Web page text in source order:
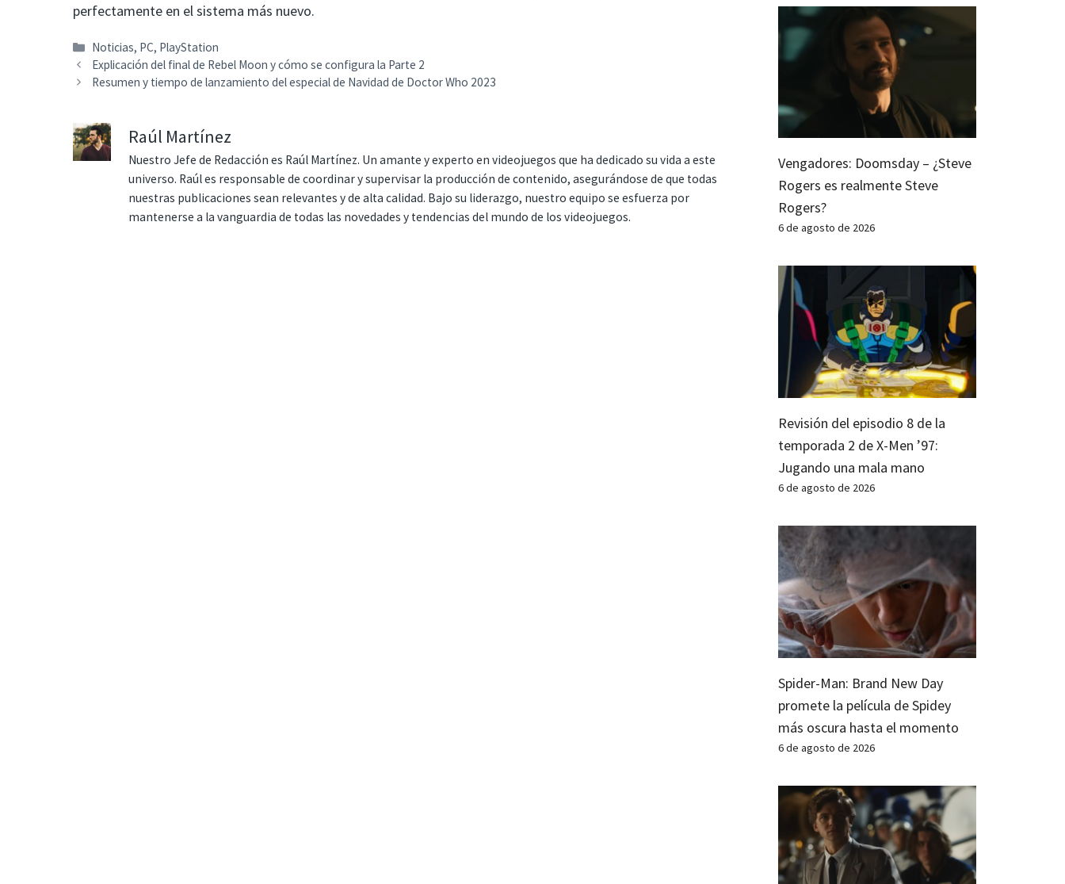
perfectamente en el sistema más nuevo.
Categorías
Noticias, PC, PlayStation
Explicación del final de Rebel Moon y cómo se configura la Parte 2
Resumen y tiempo de lanzamiento del especial de Navidad de Doctor Who 2023
Raúl Martínez
Nuestro Jefe de Redacción es Raúl Martínez. Un amante y experto en videojuegos que ha dedicado su vida a este
universo. Raúl es responsable de coordinar y supervisar la producción de contenido, asegurándose de que todas
nuestras publicaciones sean relevantes y de alta calidad. Bajo su liderazgo, nuestro equipo se esfuerza por
mantenerse a la vanguardia de todas las novedades y tendencias del mundo de los videojuegos.
Vengadores: Doomsday – ¿Steve
Rogers es realmente Steve
Rogers?
6 de agosto de 2026
Revisión del episodio 8 de la
temporada 2 de X-Men ’97:
Jugando una mala mano
6 de agosto de 2026
Spider-Man: Brand New Day
promete la película de Spidey
más oscura hasta el momento
6 de agosto de 2026